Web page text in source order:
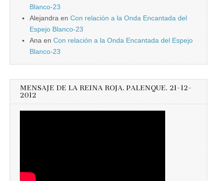
Blanco-23
Alejandra en Con relación a la Onda Encantada del
Espejo Blanco-23
Ana en Con relación a la Onda Encantada del Espejo
Blanco-23
MENSAJE DE LA REINA ROJA. PALENQUE. 21-12-
2012